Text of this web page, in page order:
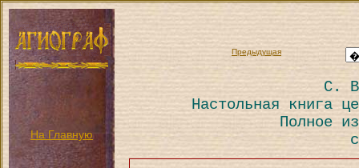
На Главную
Предыдущая
С.
Настольная книга
Полное